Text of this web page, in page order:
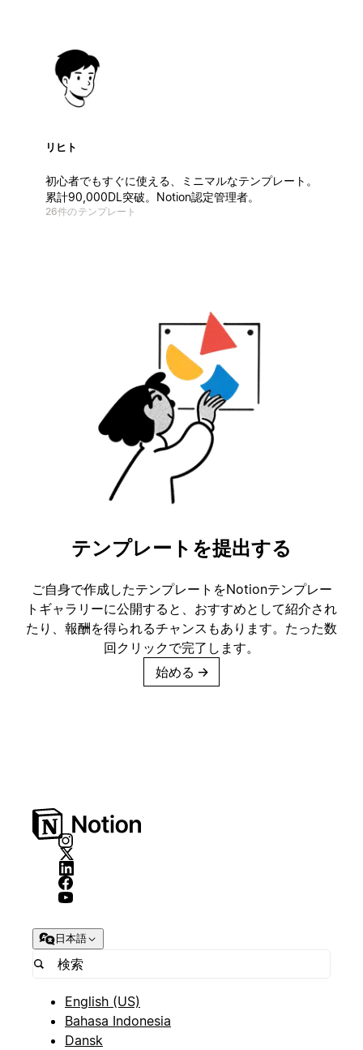
リヒト
初心者でもすぐに使える、ミニマルなテンプレート。
累計90,000DL突破。Notion認定管理者。
26件のテンプレート
テンプレートを提出する
ご自身で作成したテンプレートをNotionテンプレー
トギャラリーに公開すると、おすすめとして紹介され
たり、報酬を得られるチャンスもあります。たった数
回クリックで完了します。
始める →
日本語
English (US)
Bahasa Indonesia
Dansk